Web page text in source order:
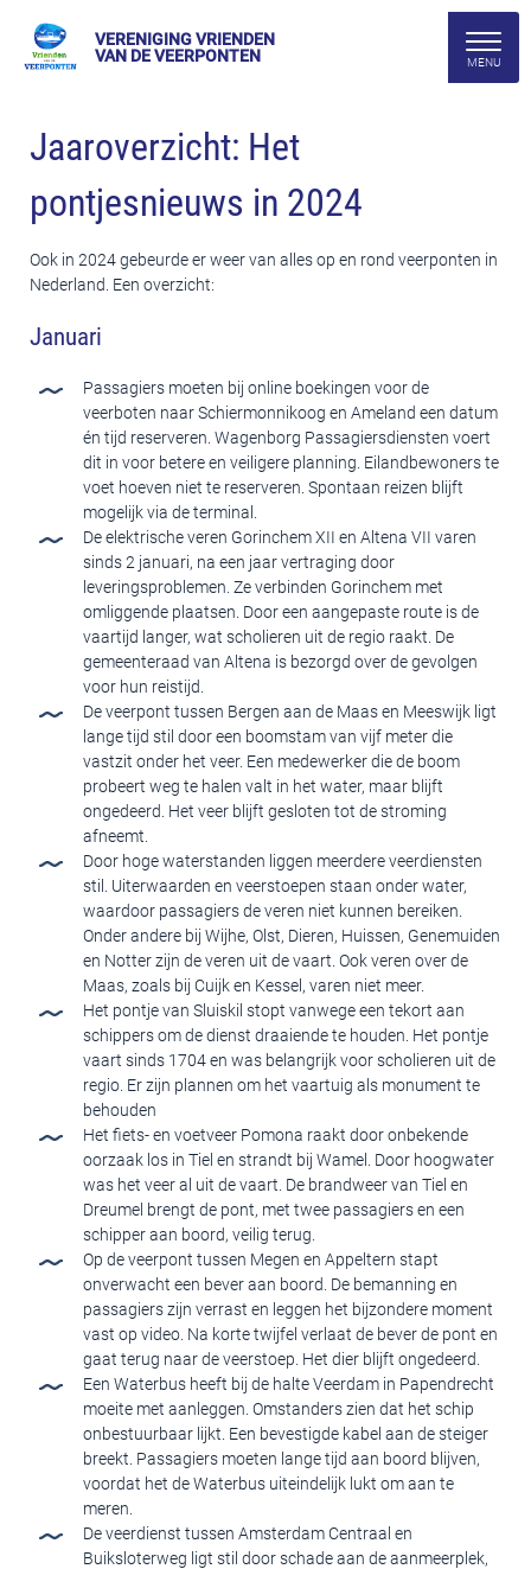
VERENIGING VRIENDEN
VAN DE VEERPONTEN
Jaaroverzicht: Het
pontjesnieuws in 2024
Ook in 2024 gebeurde er weer van alles op en rond veerponten in
Nederland. Een overzicht:
Januari
Passagiers moeten bij online boekingen voor de
veerboten naar Schiermonnikoog en Ameland een datum
én tijd reserveren. Wagenborg Passagiersdiensten voert
dit in voor betere en veiligere planning. Eilandbewoners te
voet hoeven niet te reserveren. Spontaan reizen blijft
mogelijk via de terminal.
De elektrische veren Gorinchem XII en Altena VII varen
sinds 2 januari, na een jaar vertraging door
leveringsproblemen. Ze verbinden Gorinchem met
omliggende plaatsen. Door een aangepaste route is de
vaartijd langer, wat scholieren uit de regio raakt. De
gemeenteraad van Altena is bezorgd over de gevolgen
voor hun reistijd.
De veerpont tussen Bergen aan de Maas en Meeswijk ligt
lange tijd stil door een boomstam van vijf meter die
vastzit onder het veer. Een medewerker die de boom
probeert weg te halen valt in het water, maar blijft
ongedeerd. Het veer blijft gesloten tot de stroming
afneemt.
Door hoge waterstanden liggen meerdere veerdiensten
stil. Uiterwaarden en veerstoepen staan onder water,
waardoor passagiers de veren niet kunnen bereiken.
Onder andere bij Wijhe, Olst, Dieren, Huissen, Genemuiden
en Notter zijn de veren uit de vaart. Ook veren over de
Maas, zoals bij Cuijk en Kessel, varen niet meer.
Het pontje van Sluiskil stopt vanwege een tekort aan
schippers om de dienst draaiende te houden. Het pontje
vaart sinds 1704 en was belangrijk voor scholieren uit de
regio. Er zijn plannen om het vaartuig als monument te
behouden
Het fiets- en voetveer Pomona raakt door onbekende
oorzaak los in Tiel en strandt bij Wamel. Door hoogwater
was het veer al uit de vaart. De brandweer van Tiel en
Dreumel brengt de pont, met twee passagiers en een
schipper aan boord, veilig terug.
Op de veerpont tussen Megen en Appeltern stapt
onverwacht een bever aan boord. De bemanning en
passagiers zijn verrast en leggen het bijzondere moment
vast op video. Na korte twijfel verlaat de bever de pont en
gaat terug naar de veerstoep. Het dier blijft ongedeerd.
Een Waterbus heeft bij de halte Veerdam in Papendrecht
moeite met aanleggen. Omstanders zien dat het schip
onbestuurbaar lijkt. Een bevestigde kabel aan de steiger
breekt. Passagiers moeten lange tijd aan boord blijven,
voordat het de Waterbus uiteindelijk lukt om aan te
meren.
De veerdienst tussen Amsterdam Centraal en
Buiksloterweg ligt stil door schade aan de aanmeerplek,